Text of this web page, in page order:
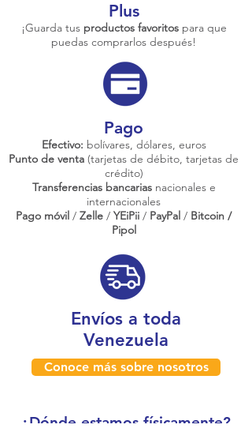
Plus
¡Guarda tus productos favoritos para que
puedas comprarlos después!
Pago
Efectivo: bolívares, dólares, euros
Punto de venta (tarjetas de débito, tarjetas de
crédito)
Transferencias bancariasnacionales e
internacionales
Pago móvil / Zelle / YEiPii / PayPal / Bitcoin /
Pipol
Envíos a toda
Venezuela
Conoce más sobre nosotros
¿Dónde estamos físicamente?